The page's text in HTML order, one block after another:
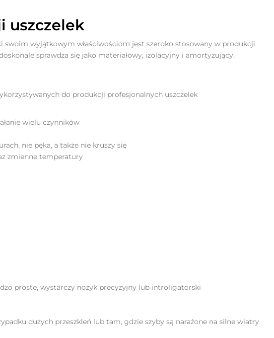
uszczelek
wyjątkowym właściwościom jest szeroko stosowany w produkcji
sprawdza się jako materiałowy, izolacyjny i amortyzujący.
do produkcji profesjonalnych uszczelek
wielu czynników
nie pęka, a także nie kruszy się
zmienne temperatury
proste, wystarczy nożyk precyzyjny lub introligatorski
dużych przeszkleń lub tam, gdzie szyby są narażone na silne wiatry